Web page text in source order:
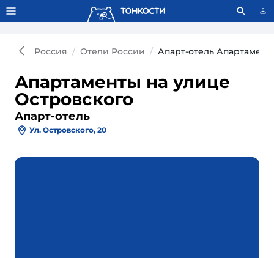
Тонкости используют сookie-файлы. Что это значит?
Россия Отели России Апарт-отель
Апартаменты на улице
Островского
Апарт-отель
Ул. Островского, 20